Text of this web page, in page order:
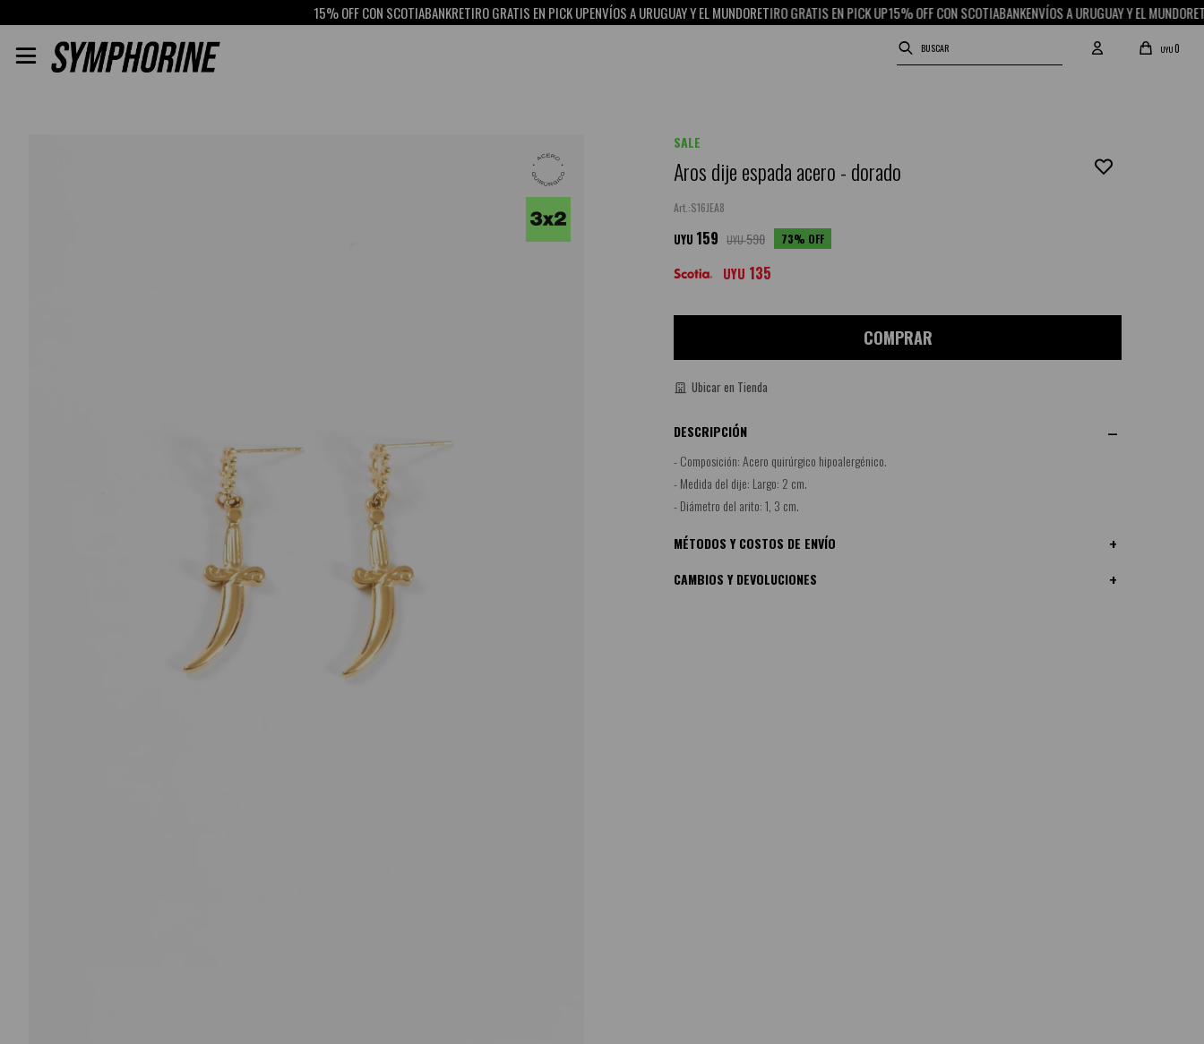
15% OFF CON SCOTIABANKRETIRO GRATIS EN PICK UPENVÍOS A URUGUAY Y EL MUNDORETIRO GRATIS EN PICK UP15% OFF CON SCOTIABANKENVÍOS A URUGUAY Y EL MUNDORETIRO
UYU0

SALE
Aros dije espada acero - dorado
S16JEA8
UYU 159 UYU590 73
UYU 135
COMPRAR
Ubicar en Tienda
DESCRIPCIÓN
- Composición: Acero quirúrgico hipoalergénico.
- Medida del dije: Largo: 2 cm.
- Diámetro del arito: 1, 3 cm.
MÉTODOS Y COSTOS DE ENVÍO
CAMBIOS Y DEVOLUCIONES